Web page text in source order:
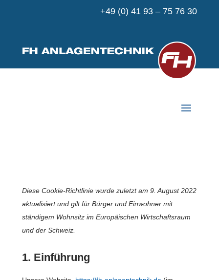
+49 (0) 41 93 – 75 76 30
Diese Cookie-Richtlinie wurde zuletzt am 9. August 2022
aktualisiert und gilt für Bürger und Einwohner mit
ständigem Wohnsitz im Europäischen Wirtschaftsraum
und der Schweiz.
1. Einführung